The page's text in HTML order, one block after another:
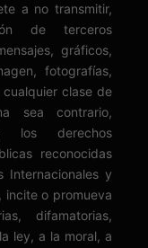
a no transmitir,
de terceros
gráficos,
fotografías,
clase de
sea contrario,
los derechos
reconocidas
Internacionales y
incite o promueva
difamatorias,
ley, a la moral, a